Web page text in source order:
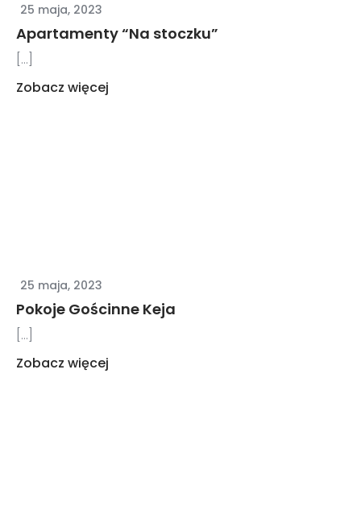
25 maja, 2023
Apartamenty “Na stoczku”
[...]
Zobacz więcej
25 maja, 2023
Pokoje Gościnne Keja
[...]
Zobacz więcej